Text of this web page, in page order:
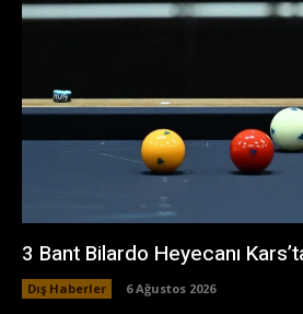
3 Bant Bilardo Heyecanı
Dış Haberler 6 Ağustos 2026